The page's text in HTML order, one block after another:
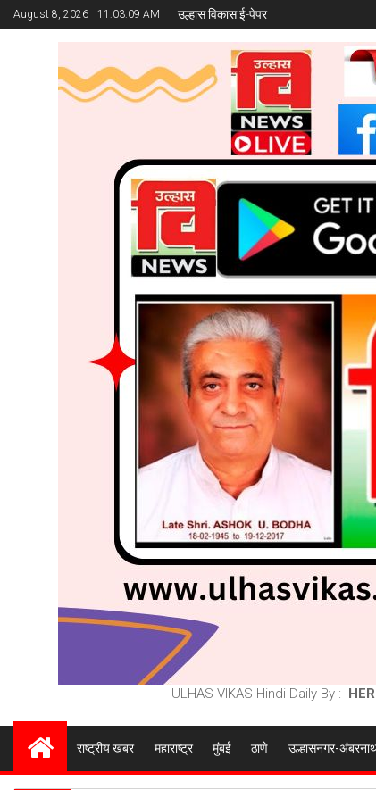
August 8, 2026 11:03:10 AM उल्हास विकास ई-पेपर
ULHAS VIKAS Hindi Daily By :-
राष्ट्रीय खबर महाराष्ट्र मुंबई ठाणे उल्हासनगर-